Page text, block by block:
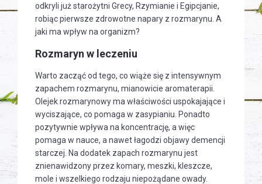
odkryli już starożytni Grecy, Rzymianie i Egipcjanie,
robiąc pierwsze zdrowotne napary z rozmarynu. A
jaki ma wpływ na organizm?
Rozmaryn w leczeniu
Warto zacząć od tego, co wiąże się z intensywnym
zapachem rozmarynu, mianowicie aromaterapii.
Olejek rozmarynowy ma właściwości uspokajające i
wyciszające, co pomaga w zasypianiu. Ponadto
pozytywnie wpływa na koncentrację, a więc
pomaga w nauce, a nawet łagodzi objawy demencji
starczej. Na dodatek zapach rozmarynu jest
znienawidzony przez komary, meszki, kleszcze,
mole i wszelkiego rodzaju niepożądane owady.